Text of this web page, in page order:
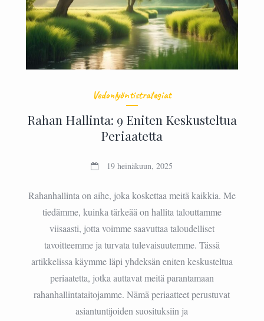
Vedonlyöntistrategiat
Rahan Hallinta: 9 Eniten Keskusteltua
Periaatetta
19 heinäkuun, 2025
Rahanhallinta on aihe, joka koskettaa meitä kaikkia. Me
tiedämme, kuinka tärkeää on hallita talouttamme
viisaasti, jotta voimme saavuttaa taloudelliset
tavoitteemme ja turvata tulevaisuutemme. Tässä
artikkelissa käymme läpi yhdeksän eniten keskusteltua
periaatetta, jotka auttavat meitä parantamaan
rahanhallintataitojamme. Nämä periaatteet perustuvat
asiantuntijoiden suosituksiin ja